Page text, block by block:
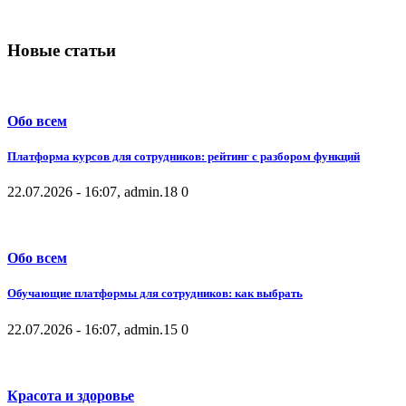
Новые статьи
Обо всем
Платформа курсов для сотрудников: рейтинг с разбором функций
22.07.2026 - 16:07, admin.18 0
Обо всем
Обучающие платформы для сотрудников: как выбрать
22.07.2026 - 16:07, admin.15 0
Красота и здоровье